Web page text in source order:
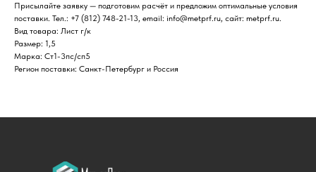
Присылайте заявку — подготовим расчёт и предложим оптимальные условия
поставки. Тел.: +7 (812) 748-21-13, email: info@metprf.ru, сайт: metprf.ru.
Вид товара: Лист г/к
Размер: 1,5
Марка: Ст1-3пс/сп5
Регион поставки: Санкт-Петербург и Россия